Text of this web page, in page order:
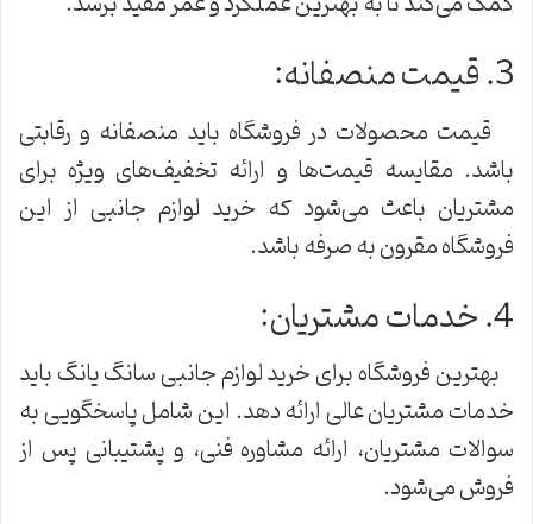
3. قیمت منصفانه:
قیمت محصولات در فروشگاه باید منصفانه و رقابتی
باشد. مقایسه قیمت‌ها و ارائه تخفیف‌های ویژه برای
مشتریان باعث می‌شود که خرید لوازم جانبی از این
فروشگاه مقرون به صرفه باشد.
4. خدمات مشتریان:
بهترین فروشگاه برای خرید لوازم جانبی سانگ یانگ باید
خدمات مشتریان عالی ارائه دهد. این شامل پاسخگویی به
سوالات مشتریان، ارائه مشاوره فنی، و پشتیبانی پس از
فروش می‌شود.